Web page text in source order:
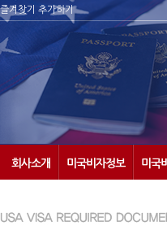
즐겨찾기 추가하기
회사소개 미국비자정보 미국